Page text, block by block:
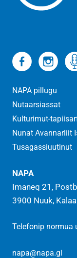
NAPA pillugu
Nutaarsiassat
Kulturimut-
Nunat Avannarliit
Tusagassiuutinut
NAPA
Imaneq 21,
3900 Nuuk,
Telefonip normua
napa@napa.gl